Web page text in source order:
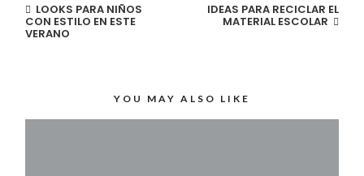
LOOKS PARA NIÑOS
CON ESTILO EN ESTE
VERANO
IDEAS PARA RECICLAR EL
MATERIAL ESCOLAR
YOU MAY ALSO LIKE